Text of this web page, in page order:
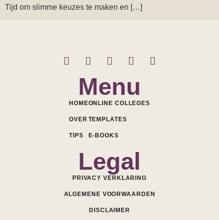
Tijd om slimme keuzes te maken en […]
Menu
HOME
OVER
TIPS
ONLINE COLLEGES
TEMPLATES
E-BOOKS
Legal
PRIVACY VERKLARING
ALGEMENE VOORWAARDEN
DISCLAIMER